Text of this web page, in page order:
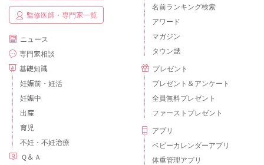
監修医師・専門家一覧
ニュース
専門家相談
基礎知識
妊娠前・妊活
妊娠中
出産
育児
不妊・不妊治療
Ｑ＆Ａ
名前ランキング検索
アワード
マガジン
タウン誌
プレゼント
プレゼント＆アンケート
全員無料プレゼント
ファーストプレゼント
アプリ
ベビーカレンダーアプリ
体重管理アプリ